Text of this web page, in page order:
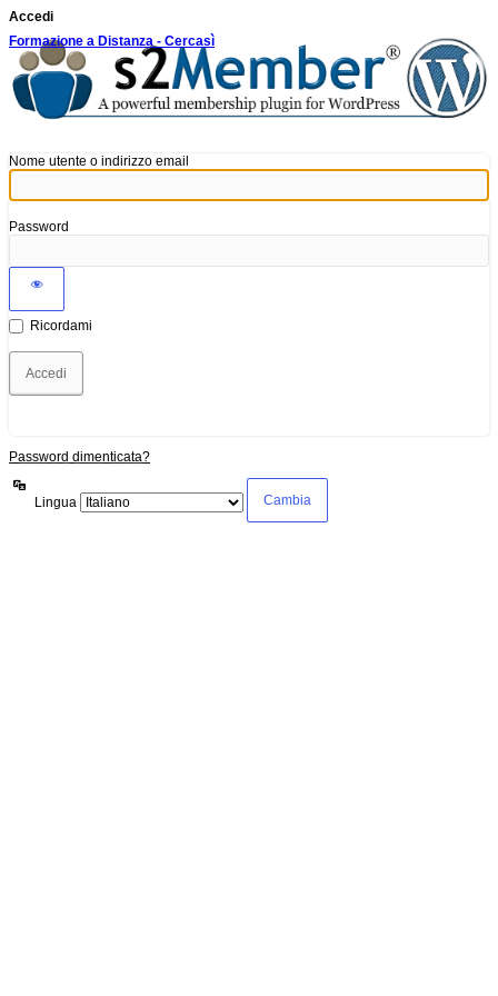
Accedi
Formazione a Distanza - Cercasì
Nome utente o indirizzo email
Password
Ricordami
Password dimenticata?
Lingua